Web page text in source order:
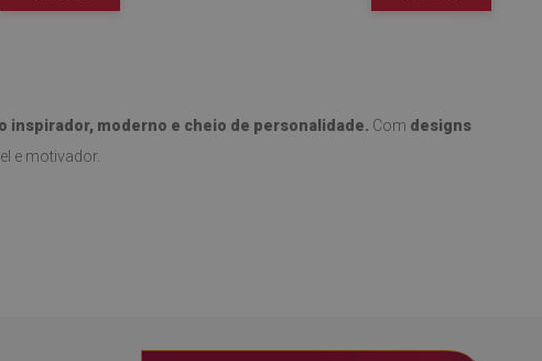
inspirador, moderno e cheio de personalidade. Com designs
e motivador.